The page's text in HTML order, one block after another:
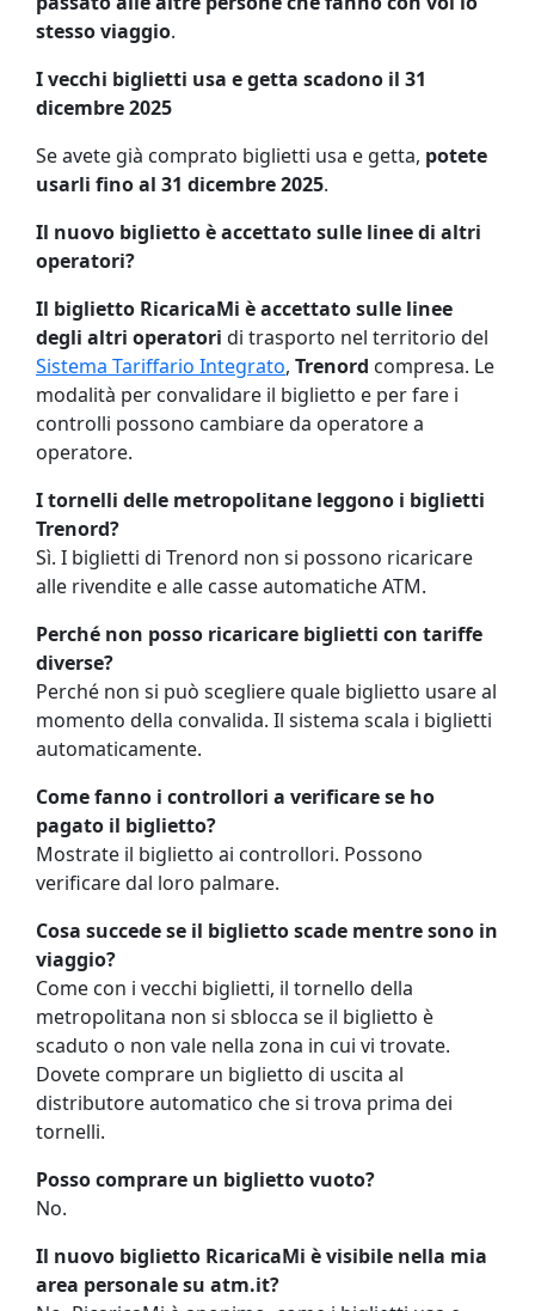
stesso viaggio.
I vecchi biglietti usa e getta scadono il 31
dicembre 2025
Se avete già comprato biglietti usa e getta, potete
usarli fino al 31 dicembre 2025.
Il nuovo biglietto è accettato sulle linee di altri
operatori?
Il biglietto RicaricaMi è accettato sulle linee
degli altri operatori di trasporto nel territorio del
Sistema Tariffario Integrato, Trenord compresa. Le
modalità per convalidare il biglietto e per fare i
controlli possono cambiare da operatore a
operatore.
I tornelli delle metropolitane leggono i biglietti
Trenord?
Sì. I biglietti di Trenord non si possono ricaricare
alle rivendite e alle casse automatiche ATM.
Perché non posso ricaricare biglietti con tariffe
diverse?
Perché non si può scegliere quale biglietto usare al
momento della convalida. Il sistema scala i biglietti
automaticamente.
Come fanno i controllori a verificare se ho
pagato il biglietto?
Mostrate il biglietto ai controllori. Possono
verificare dal loro palmare.
Cosa succede se il biglietto scade mentre sono in
viaggio?
Come con i vecchi biglietti, il tornello della
metropolitana non si sblocca se il biglietto è
scaduto o non vale nella zona in cui vi trovate.
Dovete comprare un biglietto di uscita al
distributore automatico che si trova prima dei
tornelli.
Posso comprare un biglietto vuoto?
No.
Il nuovo biglietto RicaricaMi è visibile nella mia
area personale su atm.it?